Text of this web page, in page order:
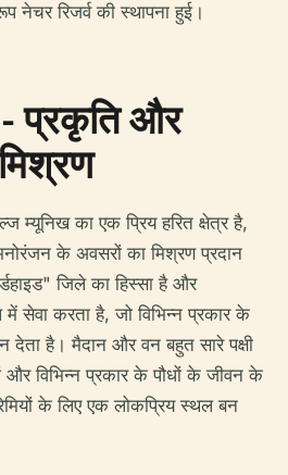
नेचर रिजर्व की स्थापना हुई।
प्रकृति और
म्यूनिख का एक प्रिय हरित क्षेत्र है,
के अवसरों का मिश्रण प्रदान
जिले का हिस्सा है और
में सेवा करता है, जो विभिन्न प्रकार के
देता है। मैदान और वन बहुत सारे पक्षी
और विभिन्न प्रकार के पौधों के जीवन के
के लिए एक लोकप्रिय स्थल बन